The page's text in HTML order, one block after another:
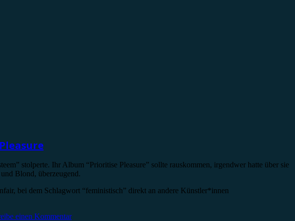
stolperte. Ihr Album “Prioritise Pleasure” sollte rauskommen, irgendwer hatte über sie
Blond, überzeugend.
bei dem Schlagwort “feministisch” direkt an andere Künstler*innen
einen Kommentar